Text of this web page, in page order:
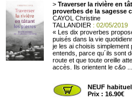
> Traverser la rivière en
proverbes de la sagesse
CAYOL Christine
TALLANDIER : 02/05/2019
« Les dix proverbes
puisés dans la vie
je les ai choisis simplement
entends, parce qu´ils sont
route et que toute oreille
accès. Ils orientent le c&o ...
NEUF
Prix : 16.90€